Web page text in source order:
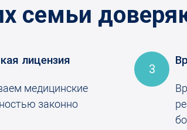
семьи
лицензия
медицинские
законно
3